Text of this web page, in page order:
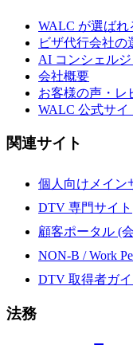
WALC が選ばれ
ビザ代行会社の
AI コンシェル
会社概要
お客様の声・レ
WALC 公式サイ
関連サイト
個人向けメイン
DTV 専門サイト
顧客ポータル (
NON-B / Work
DTV 取得者ガイ
法務